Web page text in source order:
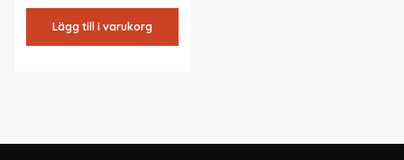
Lägg till i varukorg